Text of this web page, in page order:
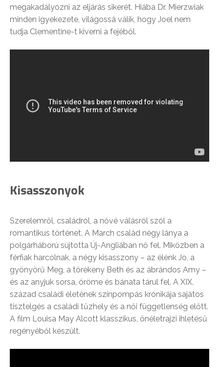
megakadályozni az eljárás sikerét. Hiába Dr. Mierzwiak
minden igyekezete, világossá válik, hogy Joel nem
tudja Clementine-t kiverni a fejéből.
Kisasszonyok
Szerelemről, családról, a nővé válásról szól a
romantikus történet. A March család négy lánya a
polgárháború sújtotta Új-Angliában nő fel. Miközben a
férfiak harcolnak, a négy kisasszony – az élénk Jo, a
gyönyörű Meg, a törékeny Beth és az ábrándos Amy –
és az anyjuk sorsa, öröme és bánata tárul fel. A XIX.
század családi életének színpompás krónikája sajátos
tisztelgés a családi tűzhely és a női függetlenség előtt.
A film Louisa May Alcott klasszikus, önéletrajzi ihletésű
regényéből készült.